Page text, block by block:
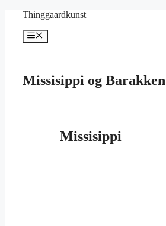
indhold
Thinggaardkunst
Menu
Missisippi og Barakken
Missisippi